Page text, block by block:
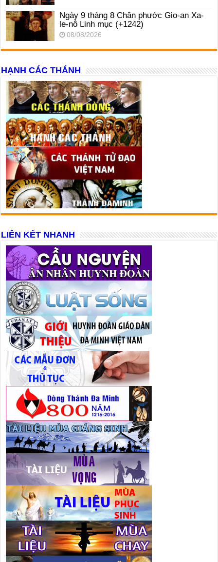
Ngày 9 tháng 8 Chân phước Gio-an Xa-
le-nô Linh mục (+1242)
08/08/2026
HẠNH CÁC THÁNH
LIÊN KẾT NHANH